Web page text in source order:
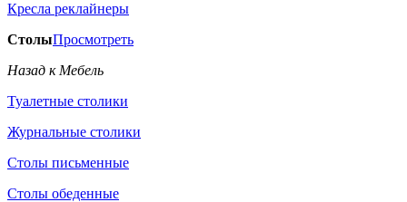
Кресла реклайнеры
СтолыПросмотреть
Назад к Мебель
Туалетные столики
Журнальные столики
Столы письменные
Столы обеденные